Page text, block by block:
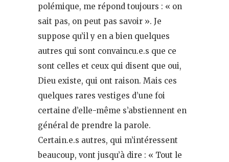
polémique, me répond toujours : « on
sait pas, on peut pas savoir ». Je
suppose qu’il y en a bien quelques
autres qui sont convaincu.e.s que ce
sont celles et ceux qui disent que oui,
Dieu existe, qui ont raison. Mais ces
quelques rares vestiges d’une foi
certaine d’elle-même s’abstiennent en
général de prendre la parole.
Certain.e.s autres, qui m’intéressent
beaucoup, vont jusqu’à dire : « Tout le